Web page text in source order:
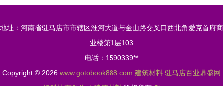
装饰解决方
地址：河南省驻马店市市辖区淮河大道与金山路交叉口西北角爱克首府商
业楼第1层103
电话：1590339**
Copyright © 2026 www.gotobook888.com 建筑材料 驻马店百业鼎盛网